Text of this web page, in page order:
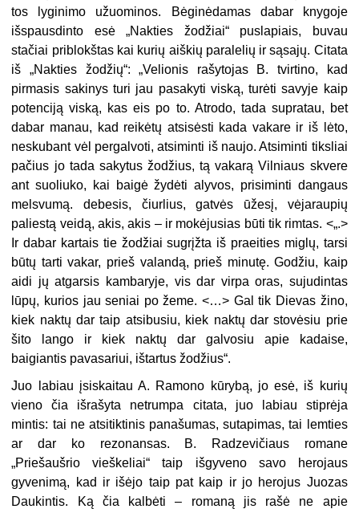
tos lyginimo užuominos. Bė­ginėdamas dabar knygoje
išspausdinto esė „Nakties žodžiai“ puslapiais, buvau
stačiai priblokštas kai kurių aiškių paralelių ir sąsajų. Citata
iš „Nakties žodžių“: „Velionis rašytojas B. tvirtino, kad
pirmasis sakinys tu­ri jau pasakyti viską, turėti savyje kaip
potenciją viską, kas eis po to. Atrodo, tada supratau, bet
dabar manau, kad reikėtų atsisėsti kada vakare ir iš lėto,
neskubant vėl pergalvoti, atsiminti iš naujo. Atsimin­ti tiksliai
pačius jo tada sakytus žodžius, tą vakarą Vilniaus skvere
ant suoliuko, kai baigė žydėti alyvos, prisiminti dangaus
melsvumą. debesis, čiurlius, gatvės ūžesį, vėjaraupių
paliestą veidą, akis, akis – ir mokėjusias būti tik rimtas. <„.>
Ir dabar kartais tie žodžiai sugrįžta iš praeities miglų, tarsi
būtų tarti vakar, prieš valandą, prieš minutę. Go­džiu, kaip
aidi jų atgarsis kambaryje, vis dar virpa oras, sujudintas
lūpų, kurios jau seniai po žeme. <…> Gal tik Dievas žino,
kiek naktų dar taip atsibusiu, kiek naktų dar stovėsiu prie
šito lango ir kiek naktų dar galvosiu apie kadaise,
baigiantis pavasariui, ištartus žodžius“.
Juo labiau įsiskaitau A. Ramono kūrybą, jo esė, iš kurių
vieno čia išrašyta netrumpa citata, juo labiau stiprėja
mintis: tai ne atsitiktinis panašumas, sutapimas, tai lemties
ar dar ko rezonansas. B. Radzevičiaus romane
„Priešaušrio vieškeliai“ taip išgyveno savo herojaus
gyvenimą, kad ir išėjo taip pat kaip ir jo herojus Juozas
Daukintis. Ką čia kalbėti – romaną jis rašė ne apie